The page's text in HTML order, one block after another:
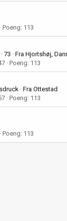
Poeng 113
· 73 · Fra Hjortshøj,
Poeng 113
· Fra Ottestad
Poeng 113
Poeng 113